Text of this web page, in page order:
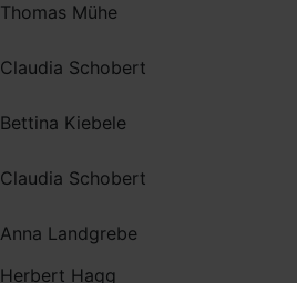
Thomas Mühe
Claudia Schobert
Bettina Kiebele
Claudia Schobert
Anna Landgrebe
Herbert Hagg